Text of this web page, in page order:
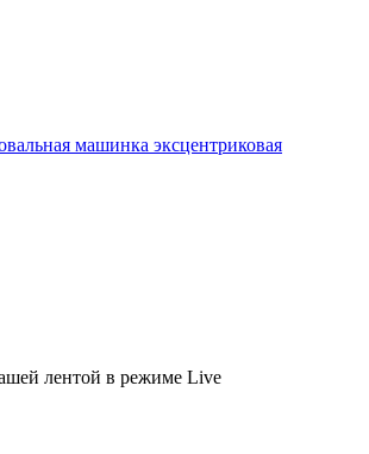
машинка эксцентриковая
лентой в режиме Live